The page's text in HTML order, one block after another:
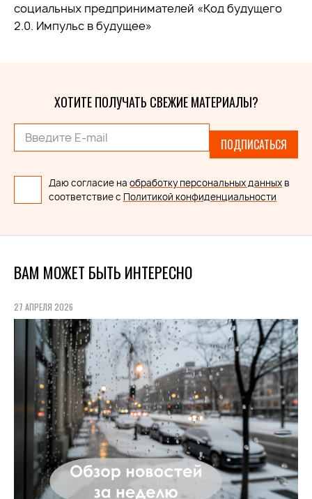
социальных предпринимателей «Код будущего
2.0. Импульс в будущее»
ХОТИТЕ ПОЛУЧАТЬ СВЕЖИЕ МАТЕРИАЛЫ?
ПОДПИСАТЬСЯ
Даю согласие на обработку персональных данных в
соответствие с Политикой конфиденциальности
ВАМ МОЖЕТ БЫТЬ ИНТЕРЕСНО
27 АПРЕЛЯ 2026